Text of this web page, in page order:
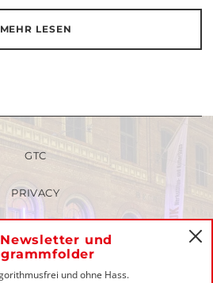
MEHR LESEN
und
und ohne Hass.
GTC
PRIVACY